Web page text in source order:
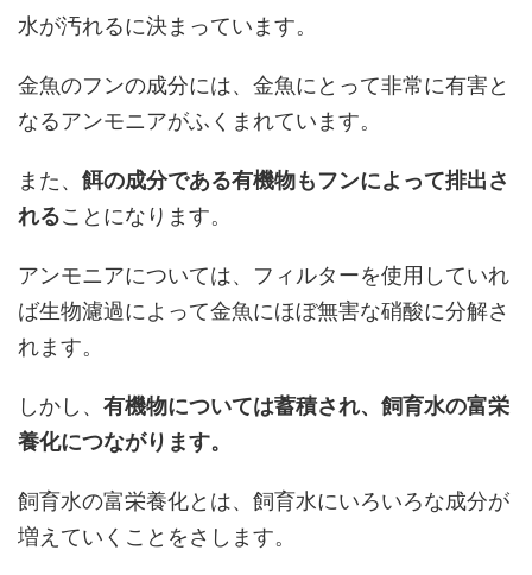
水が汚れるに決まっています。
金魚のフンの成分には、金魚にとって非常に有害と
なるアンモニアがふくまれています。
また、 餌の成分である有機物もフンによって排出さ
れることになります。
アンモニアについては、フィルターを使用していれ
ば生物濾過によって金魚にほぼ無害な硝酸に分解さ
れます。
しかし、 有機物については蓄積され、飼育水の富栄
養化につながります。
飼育水の富栄養化とは、飼育水にいろいろな成分が
増えていくことをさします。